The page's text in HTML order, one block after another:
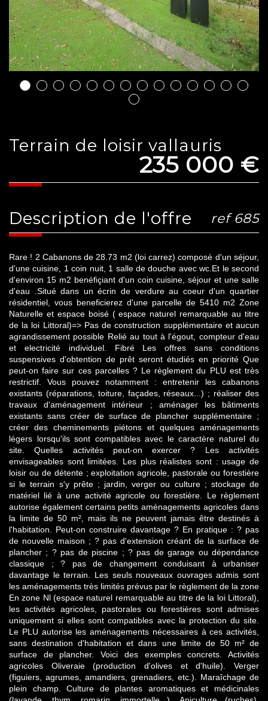
terrain de loisir vallauris
235 000 €
description de l'offre ref 685
Rare ! 2 Cabanons de 28.73 m2 (loi carrez) composé d'un séjour,
d'une cuisine, 1 coin nuit, 1 salle de douche avec wc.Et le second
d'environ 15 m2 benéfiçiant d'un coin cuisine, séjour et une salle
d'eau .Situé dans un écrin de verdure au coeur d'un quartier
résidentiel, vous beneficierez d'une parcelle de 5410 m2 Zone
Naturelle et espace boisé ( espace naturel remarquable au titre
de la loi Littoral)=> Pas de construction supplémentaire et aucun
agrandissement possible Relié au tout à l'égout, compteur d'eau
et electricité individuel. Fibré Les offres sans conditions
suspensives d'obtention de prêt seront étudiés en priorité Que
peut-on faire sur ces parcelles ? Le règlement du PLU est très
restrictif. Vous pouvez notamment : entretenir les cabanons
existants (réparations, toiture, façades, réseaux...) ; réaliser des
travaux d'aménagement intérieur ; aménager les bâtiments
existants sans créer de surface de plancher supplémentaire ;
créer des cheminements piétons et quelques aménagements
légers lorsqu'ils sont compatibles avec le caractère naturel du
site. Quelles activités peut-on exercer ? Les activités
envisageables sont limitées. Les plus réalistes sont : usage de
loisir ou de détente ; exploitation agricole, pastorale ou forestière
si le terrain s'y prête ; jardin, verger ou culture ; stockage de
matériel lié à une activité agricole ou forestière. Le règlement
autorise également certains petits aménagements agricoles dans
la limite de 50 m², mais ils ne peuvent jamais être destinés à
l'habitation. Peut-on construire davantage ? En pratique : ? pas
de nouvelle maison ; ? pas d'extension créant de la surface de
plancher ; ? pas de piscine ; ? pas de garage ou dépendance
classique ; ? pas de changement conduisant à urbaniser
davantage le terrain. Les seuls nouveaux ouvrages admis sont
les aménagements très limités prévus par le règlement de la zone
En zone Nl (espace naturel remarquable au titre de la loi Littoral),
les activités agricoles, pastorales ou forestières sont admises
uniquement si elles sont compatibles avec la protection du site.
Le PLU autorise les aménagements nécessaires à ces activités,
sans destination d'habitation et dans une limite de 50 m² de
surface de plancher. Voici des exemples concrets. Activités
agricoles Oliveraie (production d'olives et d'huile). Verger
(figuiers, agrumes, amandiers, grenadiers, etc.). Maraîchage de
plein champ. Culture de plantes aromatiques et médicinales